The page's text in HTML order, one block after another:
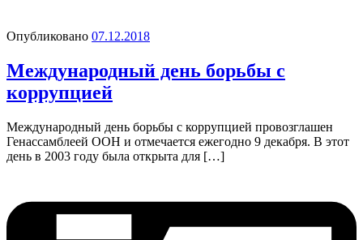
Опубликовано 07.12.2018
Международный день борьбы с
коррупцией
Международный день борьбы с коррупцией провозглашен
Генассамблеей ООН и отмечается ежегодно 9 декабря. В этот
день в 2003 году была открыта для […]